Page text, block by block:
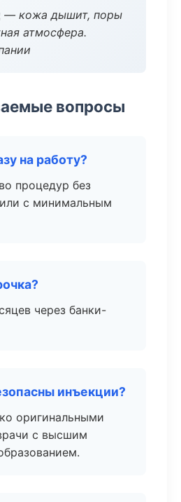
— кожа дышит, поры
атмосфера.
вопросы
на работу?
процедур без
с минимальным
через банки-
инъекции?
оригинальными
с высшим